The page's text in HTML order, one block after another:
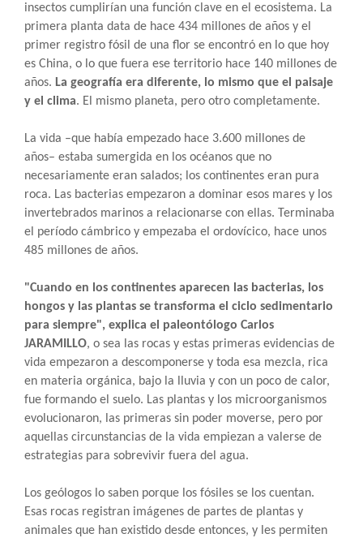
insectos cumplirían una función clave en el ecosistema. La
primera planta data de hace 434 millones de años y el
primer registro fósil de una flor se encontró en lo que hoy
es China, o lo que fuera ese territorio hace 140 millones de
años. La geografía era diferente, lo mismo que el paisaje
y el clima. El mismo planeta, pero otro completamente.
La vida –que había empezado hace 3.600 millones de
años– estaba sumergida en los océanos que no
necesariamente eran salados; los continentes eran pura
roca. Las bacterias empezaron a dominar esos mares y los
invertebrados marinos a relacionarse con ellas. Terminaba
el período cámbrico y empezaba el ordovícico, hace unos
485 millones de años.
"Cuando en los continentes aparecen las bacterias, los
hongos y las plantas se transforma el ciclo sedimentario
para siempre", explica el paleontólogo Carlos
JARAMILLO, o sea las rocas y estas primeras evidencias de
vida empezaron a descomponerse y toda esa mezcla, rica
en materia orgánica, bajo la lluvia y con un poco de calor,
fue formando el suelo. Las plantas y los microorganismos
evolucionaron, las primeras sin poder moverse, pero por
aquellas circunstancias de la vida empiezan a valerse de
estrategias para sobrevivir fuera del agua.
Los geólogos lo saben porque los fósiles se los cuentan.
Esas rocas registran imágenes de partes de plantas y
animales que han existido desde entonces, y les permiten